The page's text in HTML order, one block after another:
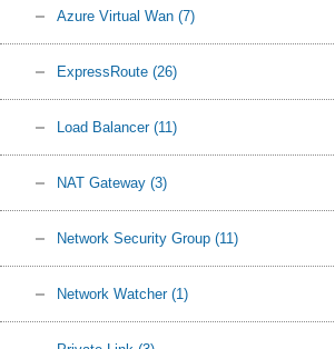
Azure Virtual Wan (7)
ExpressRoute (26)
Load Balancer (11)
NAT Gateway (3)
Network Security Group (11)
Network Watcher (1)